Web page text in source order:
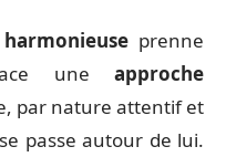
prenne
une approche
par nature attentif et
passe autour de lui.